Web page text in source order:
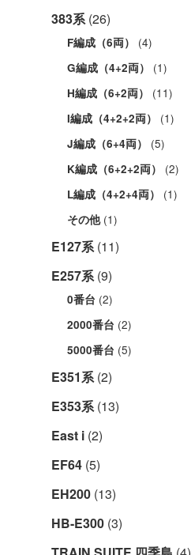
383系(26)
F編成（6両） (4)
G編成（4+2両） (1)
H編成（6+2両） (11)
I編成（4+2+2両） (1)
J編成（6+4両） (5)
K編成（6+2+2両） (2)
L編成（4+2+4両） (1)
その他(1)
E127系(11)
E257系(9)
0番台 (2)
2000番台 (2)
5000番台 (5)
E351系(2)
E353系(13)
East i (2)
EF64 (5)
EH200 (13)
HB-E300 (3)